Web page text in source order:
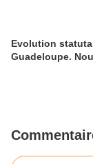
Evolution
Guadeloupe.